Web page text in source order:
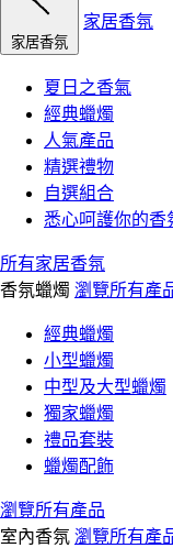
家居香氛
家居香氛
夏日之香氣
經典蠟燭
人氣產品
精選禮物
自選組合
悉心呵護你的香
所有家居香氛
香氛蠟燭 瀏覽所有產
經典蠟燭
小型蠟燭
中型及大型蠟燭
獨家蠟燭
禮品套裝
蠟燭配飾
瀏覽所有產品
室內香氛 瀏覽所有產